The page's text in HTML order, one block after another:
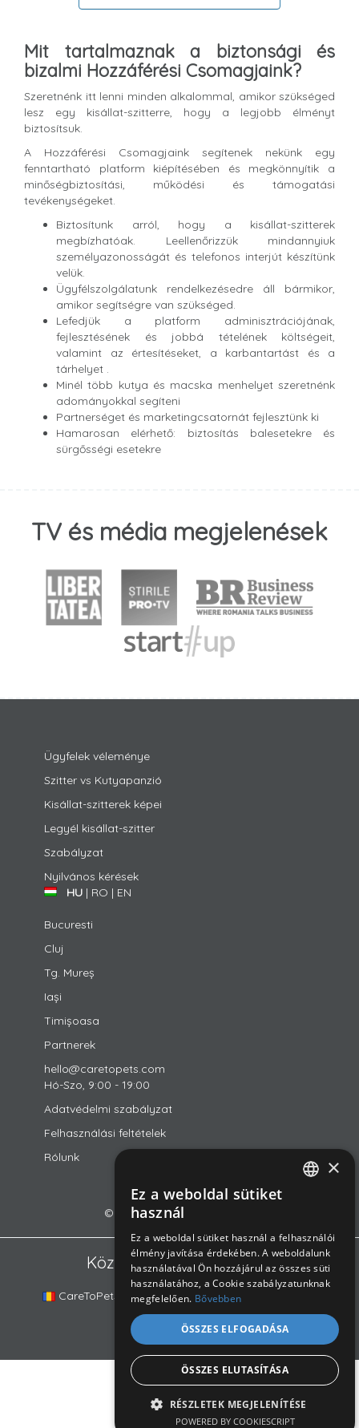
Mit tartalmaznak a biztonsági és
bizalmi Hozzáférési Csomagjaink?
Szeretnénk itt lenni minden alkalommal, amikor szükséged
lesz egy kisállat-szitterre, hogy a legjobb élményt
biztosítsuk.
A Hozzáférési Csomagjaink segítenek nekünk egy
fenntartható platform kiépítésében és megkönnyítik a
minőségbiztosítási, működési és támogatási
tevékenységeket.
Biztosítunk arról, hogy a kisállat-szitterek
megbízhatóak. Leellenőrizzük mindannyiuk
személyazonosságát és telefonos interjút készítünk
velük.
Ügyfélszolgálatunk rendelkezésedre áll bármikor,
amikor segítségre van szükséged.
Lefedjük a platform adminisztrációjának,
fejlesztésének és jobbá tételének költségeit,
valamint az értesítéseket, a karbantartást és a
tárhelyet .
Minél több kutya és macska menhelyet szeretnénk
adományokkal segíteni
Partnerséget és marketingcsatornát fejlesztünk ki
Hamarosan elérhető: biztosítás balesetekre és
sürgősségi esetekre
TV és média megjelenések
Ügyfelek véleménye
Szitter vs Kutyapanzió
Kisállat-szitterek képei
Legyél kisállat-szitter
Szabályzat
Nyilvános kérések
HU | RO | EN
Bucuresti
Cluj
Tg. Mureș
Iași
Timișoasa
Partnerek
hello@caretopets.com
Hó-Szo, 9:00 - 19:00
Adatvédelmi szabályzat
Felhasználási feltételek
Rólunk
© 2018-2026 CareToPets Ltd
Közösségünk platformjai
CareToPets.com DogSurf.hu
HUNGARIAN
×
Ez a weboldal sütiket
használ
Ez a weboldal sütiket használ a felhasználói
élmény javítása érdekében. A weboldalunk
használatával Ön hozzájárul az összes süti
használatához, a Cookie szabályzatunknak
megfelelően. Bővebben
ÖSSZES ELFOGADÁSA
ÖSSZES ELUTASÍTÁSA
RÉSZLETEK MEGJELENÍTÉSE
POWERED BY COOKIESCRIPT